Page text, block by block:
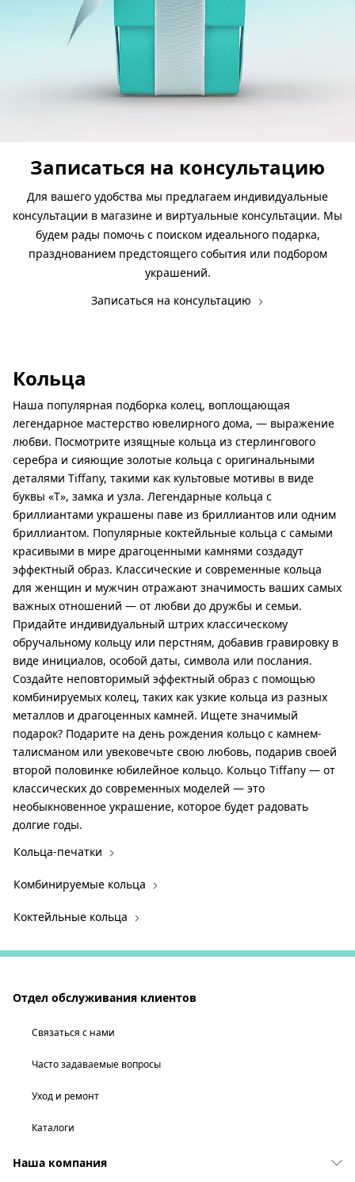
Записаться на консультацию
Для вашего удобства мы предлагаем индивидуальные
консультации в магазине и виртуальные консультации. Мы
будем рады помочь с поиском идеального подарка,
празднованием предстоящего события или подбором
украшений.
Записаться на консультацию
Кольца
Наша популярная подборка колец, воплощающая
легендарное мастерство ювелирного дома, — выражение
любви. Посмотрите изящные кольца из стерлингового
серебра и сияющие золотые кольца с оригинальными
деталями Tiffany, такими как культовые мотивы в виде
буквы «Т», замка и узла. Легендарные кольца с
бриллиантами украшены паве из бриллиантов или одним
бриллиантом. Популярные коктейльные кольца с самыми
красивыми в мире драгоценными камнями создадут
эффектный образ. Классические и современные кольца
для женщин и мужчин отражают значимость ваших самых
важных отношений — от любви до дружбы и семьи.
Придайте индивидуальный штрих классическому
обручальному кольцу или перстням, добавив гравировку в
виде инициалов, особой даты, символа или послания.
Создайте неповторимый эффектный образ с помощью
комбинируемых колец, таких как узкие кольца из разных
металлов и драгоценных камней. Ищете значимый
подарок? Подарите на день рождения кольцо с камнем-
талисманом или увековечьте свою любовь, подарив своей
второй половинке юбилейное кольцо. Кольцо Tiffany — от
классических до современных моделей — это
необыкновенное украшение, которое будет радовать
долгие годы.
Кольца-печатки
Комбинируемые кольца
Коктейльные кольца
Отдел обслуживания клиентов
Связаться с нами
Часто задаваемые вопросы
Уход и ремонт
Каталоги
Наша компания